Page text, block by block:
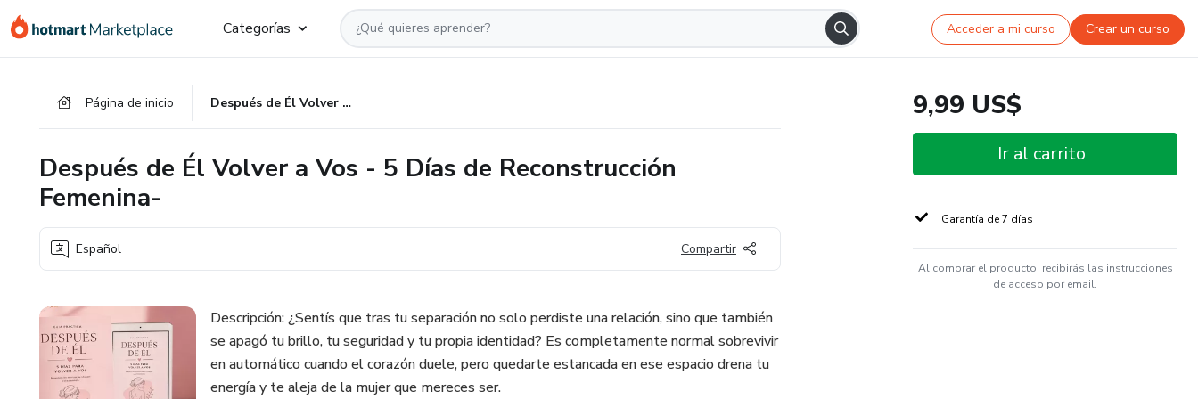
Categorías Acceder a mi curso Crear un curso
Página de inicio Después de Él Volver a Vos - 5 Días de Reconstrucción Femenina-
Después de Él Volver a Vos - 5 Días de Reconstrucción
Femenina-
Español Compartir
Descripción: ¿Sentís que tras tu separación no solo perdiste una relación, sino que también
se apagó tu brillo, tu seguridad y tu propia identidad? Es completamente normal sobrevivir
en automático cuando el corazón duele, pero quedarte estancada en ese espacio drena tu
energía y te aleja de la mujer que mereces ser.
9,99 US$
Ir al carrito
Garantía de 7 días
Al comprar el producto, recibirás las instrucciones
de acceso por email.